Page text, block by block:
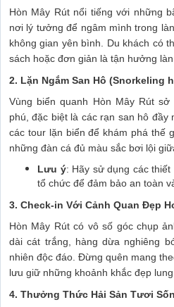
Hòn Mây Rút nổi tiếng với những
nơi lý tưởng để ngâm mình trong
không gian yên bình. Du khách có
sách hoặc đơn giản là tận hưởng
2. Lặn Ngắm San Hô (Snorkeling
Vùng biển quanh Hòn Mây Rút
phú, đặc biệt là các rạn san hô đầy
các tour lặn biển để khám phá thế
những đàn cá đủ màu sắc bơi lội
Lưu ý: Hãy sử dụng các
tổ chức để đảm bảo an toàn
3. Check-in Với Cảnh Quan Đẹp
Hòn Mây Rút có vô số góc chụp
dài cát trắng, hàng dừa nghiêng
nhiên độc đáo. Đừng quên mang
lưu giữ những khoảnh khắc đẹp lung
4. Thưởng Thức Hải Sản Tươi